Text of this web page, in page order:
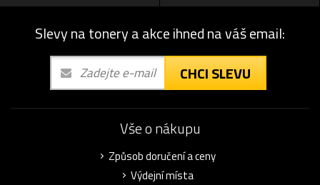
Slevy na tonery a akce ihned na váš email:
CHCI SLEVU
Vše o nákupu
Způsob doručení a ceny
Výdejní místa